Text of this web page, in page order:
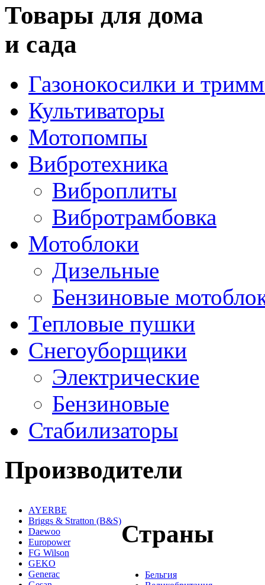
Товары для дома
и сада
Газонокосилки и
Культиваторы
Мотопомпы
Вибротехника
Виброплиты
Вибротрамбовка
Мотоблоки
Дизельные
Бензиновые
Тепловые пушки
Снегоуборщики
Электрические
Бензиновые
Стабилизаторы
Производители
AYERBE
Briggs & Stratton (B&S)
Daewoo
Europower
FG Wilson
GEKO
Generac
Страны
Бельгия